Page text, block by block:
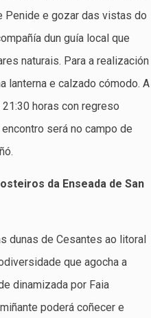
e gozar das vistas do
dun guía local que
naturais. Para a realización
lanterna e calzado cómodo. A
horas con regreso
será no campo de
da Enseada de San
dunas de Cesantes ao litoral
que agocha a
dinamizada por Faia
poderá coñecer e